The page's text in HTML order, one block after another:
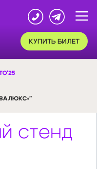
КУПИТЬ БИЛЕТ
стенд